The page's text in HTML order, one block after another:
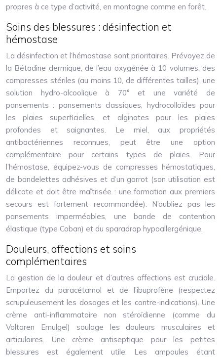
propres à ce type d’activité, en montagne comme en forêt.
Soins des blessures : désinfection et
hémostase
La désinfection et l’hémostase sont prioritaires. Prévoyez de
la Bétadine dermique, de l’eau oxygénée à 10 volumes, des
compresses stériles (au moins 10, de différentes tailles), une
solution hydro-alcoolique à 70° et une variété de
pansements : pansements classiques, hydrocolloïdes pour
les plaies superficielles, et alginates pour les plaies
profondes et saignantes. Le miel, aux propriétés
antibactériennes reconnues, peut être une option
complémentaire pour certains types de plaies. Pour
l’hémostase, équipez-vous de compresses hémostatiques,
de bandelettes adhésives et d’un garrot (son utilisation est
délicate et doit être maîtrisée : une formation aux premiers
secours est fortement recommandée). N’oubliez pas les
pansements imperméables, une bande de contention
élastique (type Coban) et du sparadrap hypoallergénique.
Douleurs, affections et soins
complémentaires
La gestion de la douleur et d’autres affections est cruciale.
Emportez du paracétamol et de l’ibuprofène (respectez
scrupuleusement les dosages et les contre-indications). Une
crème anti-inflammatoire non stéroïdienne (comme du
Voltaren Emulgel) soulage les douleurs musculaires et
articulaires. Une crème antiseptique pour les petites
blessures est également utile. Les ampoules étant